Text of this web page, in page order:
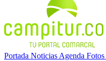
Portada Noticias Agenda Fotos